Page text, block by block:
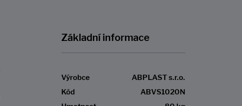
Základní informace
Výrobce
ABPLAST s.r.o.
Kód
ABVS1020N